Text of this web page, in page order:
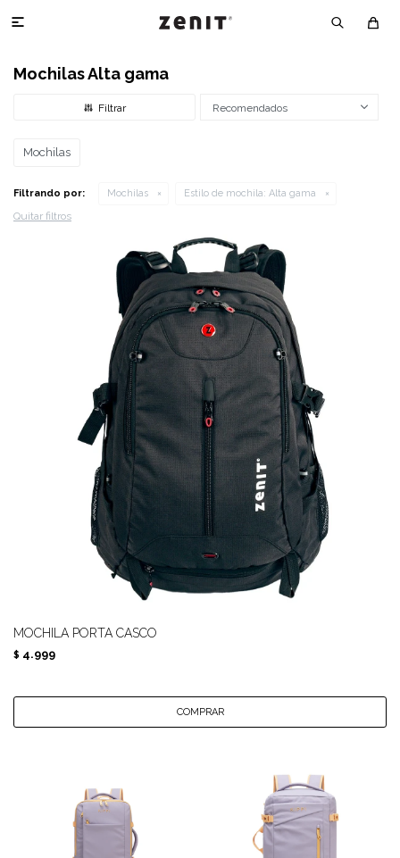

Mochilas Alta gama
Recomendados
Mochilas
Filtrando por: Mochilas Estilo de mochila: Alta gama
Quitar filtros
MOCHILA PORTA CASCO
$ 4.999